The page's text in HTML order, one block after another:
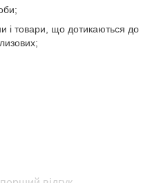
і товари, що дотикаються до